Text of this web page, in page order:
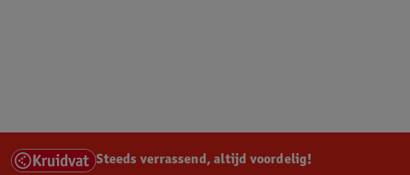
Steeds verrassend, altijd voordelig!